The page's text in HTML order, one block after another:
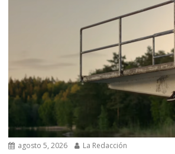
agosto 5, 2026 La Redacción